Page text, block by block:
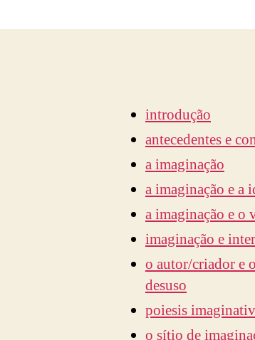
introdução
antecedentes e
a imaginação
a imaginação e a
a imaginação e o
imaginação e
o autor/criador e
desuso
poiesis
o sítio de